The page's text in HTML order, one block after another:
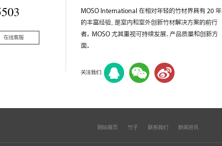
在线客服
MOSO International 在相对年轻的竹材界具有 20 年
的丰富经验，是室内和室外创新竹材解决方案的前行
者。 MOSO 尤其重视可持续发展、产品质量和创新方
面。
关注我们：
网站首页 竹子 联系我们 新闻资讯